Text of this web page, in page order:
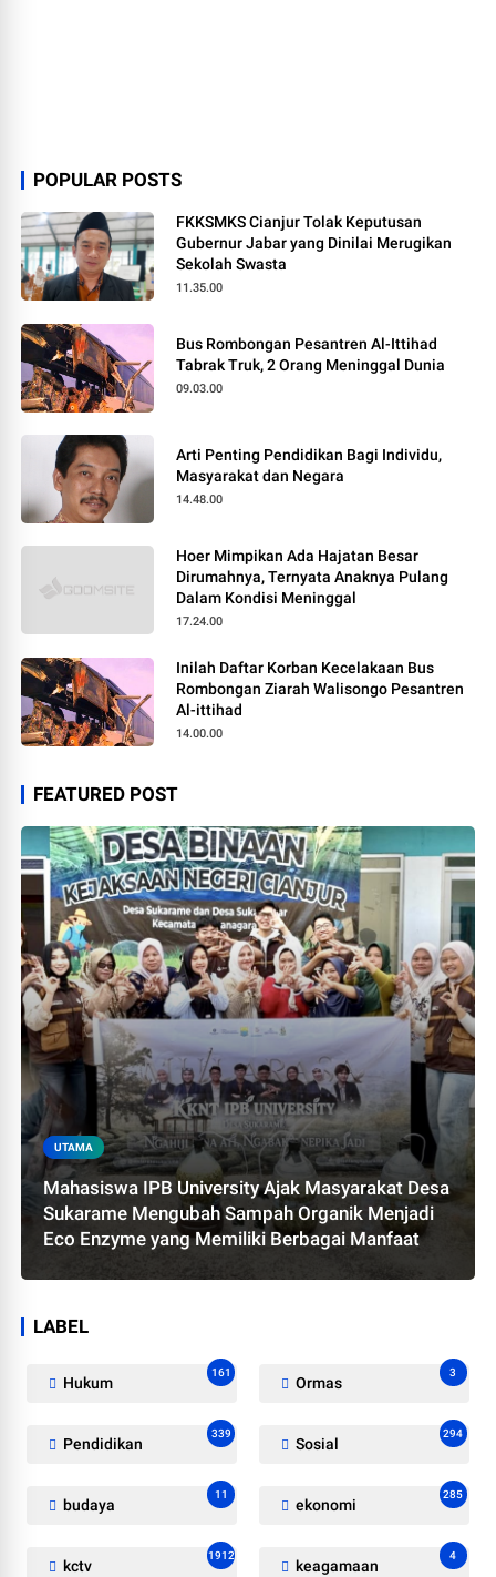
POPULAR POSTS
FKKSMKS Cianjur Tolak Keputusan
Gubernur Jabar yang Dinilai Merugikan
Sekolah Swasta
11.35.00
Bus Rombongan Pesantren Al-Ittihad
Tabrak Truk, 2 Orang Meninggal Dunia
09.03.00
Arti Penting Pendidikan Bagi Individu,
Masyarakat dan Negara
14.48.00
Hoer Mimpikan Ada Hajatan Besar
Dirumahnya, Ternyata Anaknya Pulang
Dalam Kondisi Meninggal
17.24.00
Inilah Daftar Korban Kecelakaan Bus
Rombongan Ziarah Walisongo Pesantren
Al-ittihad
14.00.00
FEATURED POST
UTAMA
Mahasiswa IPB University Ajak Masyarakat Desa
Sukarame Mengubah Sampah Organik Menjadi
Eco Enzyme yang Memiliki Berbagai Manfaat
LABEL
Hukum
161
Ormas
3
Pendidikan
339
Sosial
294
budaya
11
ekonomi
285
kctv
1912
keagamaan
4